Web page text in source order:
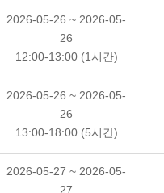
2026-05-26 ~ 2026-05-
26
12:00-13:00 (1시간)
2026-05-26 ~ 2026-05-
26
13:00-18:00 (5시간)
2026-05-27 ~ 2026-05-
27